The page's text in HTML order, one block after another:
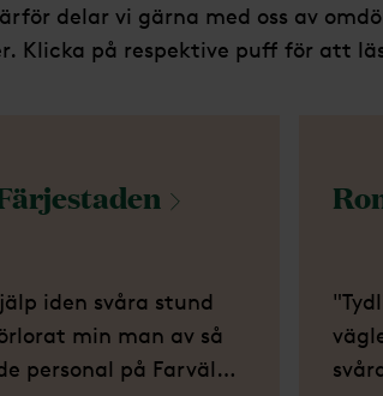
delar vi gärna med oss av
Klicka på respektive puff för att
iden svåra stund
min man av så
personal på Farväl